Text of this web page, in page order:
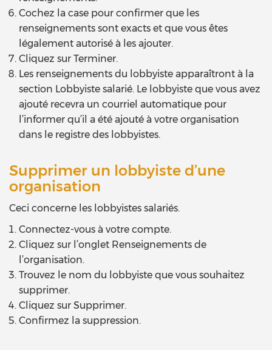
Cochez la case pour confirmer que les
renseignements sont exacts et que vous êtes
légalement autorisé à les ajouter.
Cliquez sur Terminer.
Les renseignements du lobbyiste apparaîtront à la
section Lobbyiste salarié. Le lobbyiste que vous avez
ajouté recevra un courriel automatique pour
l’informer qu’il a été ajouté à votre organisation
dans le registre des lobbyistes.
Supprimer un lobbyiste d’une
organisation
Ceci concerne les lobbyistes salariés.
Connectez-vous à votre compte.
Cliquez sur l’onglet Renseignements de
l’organisation.
Trouvez le nom du lobbyiste que vous souhaitez
supprimer.
Cliquez sur Supprimer.
Confirmez la suppression.